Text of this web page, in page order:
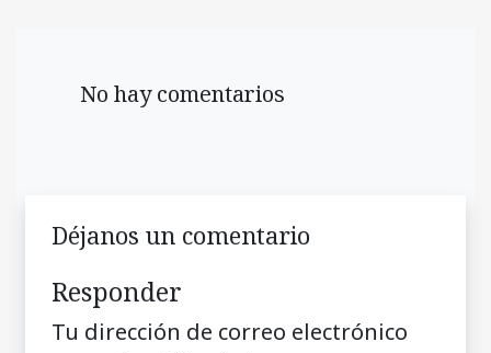
No hay comentarios
Déjanos un comentario
Responder
Tu dirección de correo electrónico